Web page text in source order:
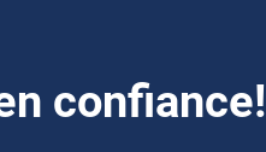
confiance!